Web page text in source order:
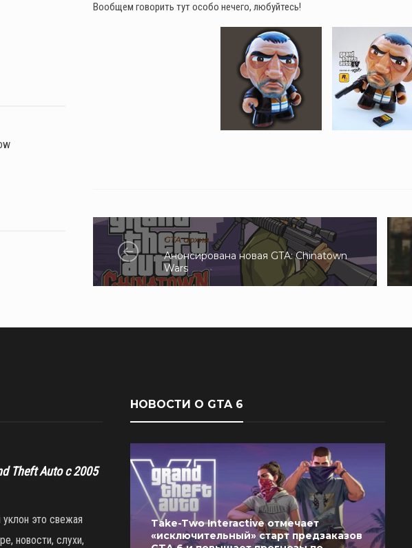
Вообщем говорить тут особо нечего, любуйтесь!
GTA архив
Анонсирована новая GTA: Chinatown
Wars
Theft Auto с 2005
это свежая
новости, слухи,
НОВОСТИ О GTA 6
Take-Two Interactive отмечает
«исключительный» старт предзаказов